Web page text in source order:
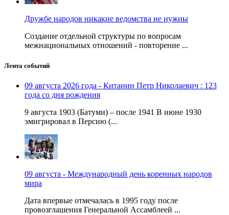
Дружбе народов никакие ведомства не нужны
Создание отдельной структуры по вопросам
межнациональных отношений - повторение ...
Лента событий
09 августа 2026 года - Китанин Петр Николаевич : 123
года со дня рождения
9 августа 1903 (Батуми) – после 1941 В июне 1930
эмигрировал в Персию (...
09 августа - Международный день коренных народов
мира
Дата впервые отмечалась в 1995 году после
провозглашения Генеральной Ассамблеей ...